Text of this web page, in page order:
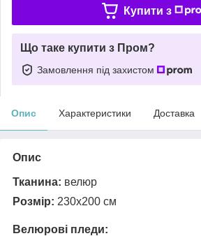
Купити з
Що таке купити з Пром?
Замовлення під захистом
Опис Характеристики Доставка
Опис
Тканина: велюр
Розмір: 230х200 см
Велюрові пледи: